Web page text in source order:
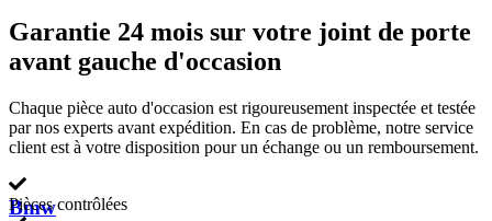
Bmw
Garantie 24 mois sur votre joint de porte
avant gauche d'occasion
Chaque pièce auto d'occasion est rigoureusement inspectée et testée
par nos experts avant expédition. En cas de problème, notre service
client est à votre disposition pour un échange ou un remboursement.
Pièces contrôlées